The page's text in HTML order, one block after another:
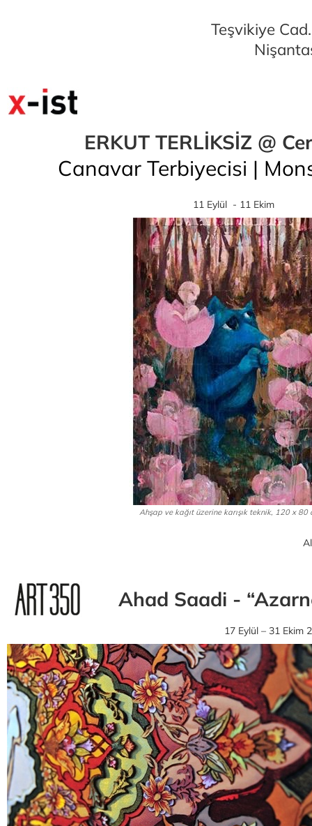
Teşvikiye
ERKUT TERLİKSİZ @
Canavar Terbiyecisi |
11 Eylül - 11 Ekim
Ahşap ve kağıt üzerine karışık teknik, 120 x 80
Ahad Saadi -
17 Eylül – 31 Ekim